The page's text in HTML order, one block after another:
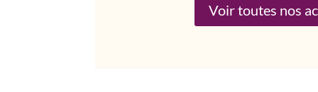
Voir toutes nos